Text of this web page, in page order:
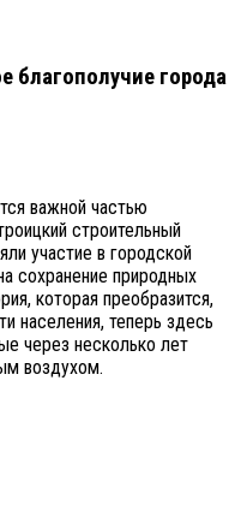
благополучие города
важной частью
строительный
участие в городской
сохранение природных
которая преобразится,
населения, теперь здесь
через несколько лет
воздухом.